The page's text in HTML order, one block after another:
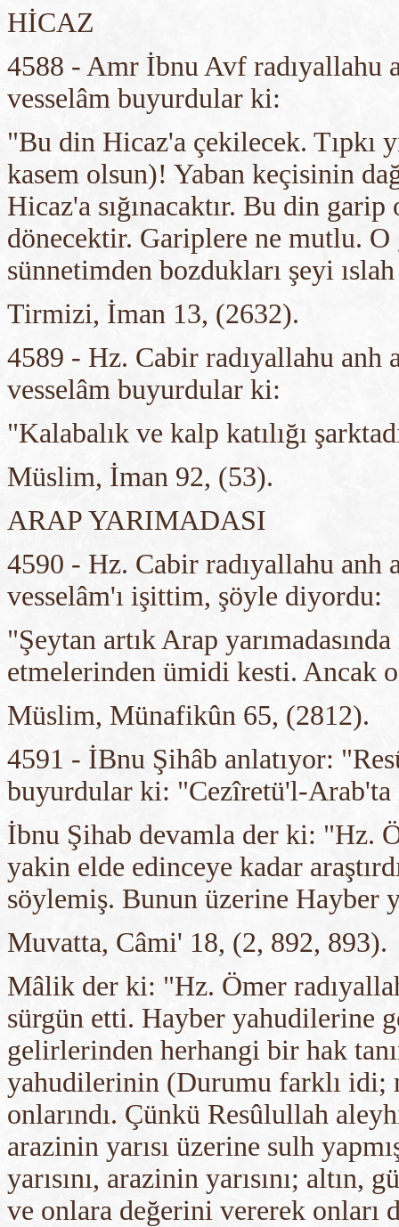
HİCAZ
4588 - Amr İbnu Avf radıyallahu
vesselâm buyurdular ki:
"Bu din Hicaz'a çekilecek. Tıpkı
kasem olsun)! Yaban keçisinin
Hicaz'a sığınacaktır. Bu din
dönecektir. Gariplere ne mutlu.
sünnetimden bozdukları şeyi
Tirmizi, İman 13, (2632).
4589 - Hz. Cabir radıyallahu anh
vesselâm buyurdular ki:
"Kalabalık ve kalp katılığı
Müslim, İman 92, (53).
ARAP YARIMADASI
4590 - Hz. Cabir radıyallahu anh
vesselâm'ı işittim, şöyle diyordu:
"Şeytan artık Arap
etmelerinden ümidi kesti. Ancak
Müslim, Münafikûn 65, (2812).
4591 - İBnu Şihâb anlatıyor:
buyurdular ki: "Cezîretü'l-
İbnu Şihab devamla der ki: "Hz.
yakin elde edinceye kadar
söylemiş. Bunun üzerine Hayber
Muvatta, Câmi' 18, (2, 892, 893).
Mâlik der ki: "Hz. Ömer
sürgün etti. Hayber yahudilerine
gelirlerinden herhangi bir hak
yahudilerinin (Durumu farklı idi;
onlarındı. Çünkü Resûlullah
arazinin yarısı üzerine sulh
yarısını, arazinin yarısını;
ve onlara değerini vererek onları